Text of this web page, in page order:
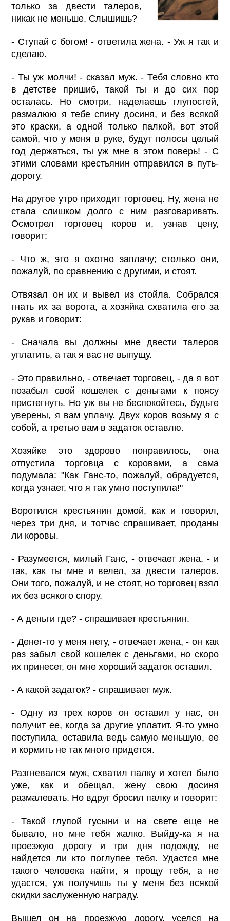
только за двести талеров,
никак не меньше. Слышишь?
- Ступай с богом! - ответила жена. - Уж я так и
сделаю.
- Ты уж молчи! - сказал муж. - Тебя словно кто
в детстве пришиб, такой ты и до сих пор
осталась. Но смотри, наделаешь глупостей,
размалюю я тебе спину досиня, и без всякой
это краски, а одной только палкой, вот этой
самой, что у меня в руке, будут полосы целый
год держаться, ты уж мне в этом поверь! - С
этими словами крестьянин отправился в путь-
дорогу.
На другое утро приходит торговец. Ну, жена не
стала слишком долго с ним разговаривать.
Осмотрел торговец коров и, узнав цену,
говорит:
- Что ж, это я охотно заплачу; столько они,
пожалуй, по сравнению с другими, и стоят.
Отвязал он их и вывел из стойла. Собрался
гнать их за ворота, а хозяйка схватила его за
рукав и говорит:
- Сначала вы должны мне двести талеров
уплатить, а так я вас не выпущу.
- Это правильно, - отвечает торговец, - да я вот
позабыл свой кошелек с деньгами к поясу
пристегнуть. Но уж вы не беспокойтесь, будьте
уверены, я вам уплачу. Двух коров возьму я с
собой, а третью вам в задаток оставлю.
Хозяйке это здорово понравилось, она
отпустила торговца с коровами, а сама
подумала: "Как Ганс-то, пожалуй, обрадуется,
когда узнает, что я так умно поступила!"
Воротился крестьянин домой, как и говорил,
через три дня, и тотчас спрашивает, проданы
ли коровы.
- Разумеется, милый Ганс, - отвечает жена, - и
так, как ты мне и велел, за двести талеров.
Они того, пожалуй, и не стоят, но торговец взял
их без всякого спору.
- А деньги где? - спрашивает крестьянин.
- Денег-то у меня нету, - отвечает жена, - он как
раз забыл свой кошелек с деньгами, но скоро
их принесет, он мне хороший задаток оставил.
- А какой задаток? - спрашивает муж.
- Одну из трех коров он оставил у нас, он
получит ее, когда за другие уплатит. Я-то умно
поступила, оставила ведь самую меньшую, ее
и кормить не так много придется.
Разгневался муж, схватил палку и хотел было
уже, как и обещал, жену свою досиня
размалевать. Но вдруг бросил палку и говорит:
- Такой глупой гусыни и на свете еще не
бывало, но мне тебя жалко. Выйду-ка я на
проезжую дорогу и три дня подожду, не
найдется ли кто поглупее тебя. Удастся мне
такого человека найти, я прощу тебя, а не
удастся, уж получишь ты у меня без всякой
скидки заслуженную награду.
Вышел он на проезжую дорогу, уселся на